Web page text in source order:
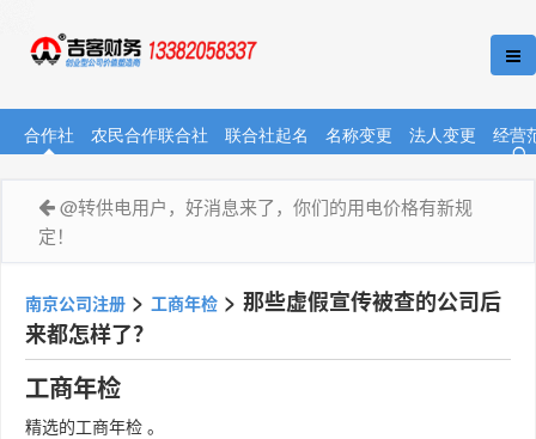
合作社 农民合作联合社 联合社起名 名称变更 法人变更 经营
@转供电用户，好消息来了，你们的用电价格有新规
定！
南京公司注册 > 工商年检 > 那些虚假宣传被查的公司后
来都怎样了？
工商年检
精选的工商年检 。